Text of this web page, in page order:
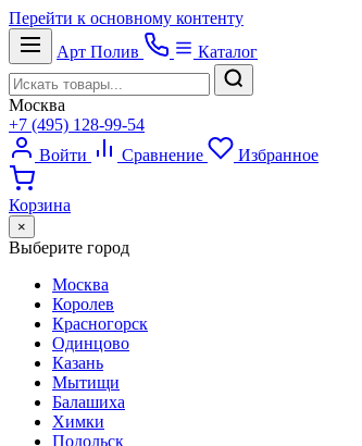
Перейти к основному контенту
Арт Полив Каталог
Москва
+7 (495) 128-99-54
Войти
Сравнение Избранное
Корзина
×
Выберите город
Москва
Королев
Красногорск
Одинцово
Казань
Мытищи
Балашиха
Химки
Подольск